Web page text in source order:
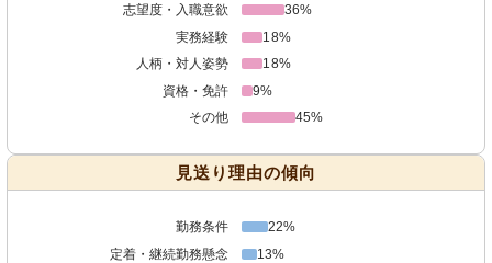
志望度・入職意欲
36%
実務経験
18%
人柄・対人姿勢
18%
資格・免許
9%
その他
45%
見送り理由の傾向
勤務条件
22%
定着・継続勤務懸念
13%